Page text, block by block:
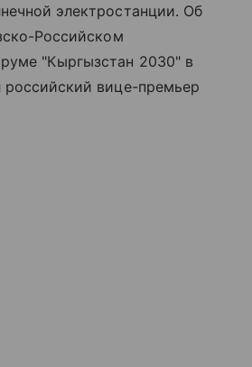
электростанции. Об
Российском
"Кыргызстан 2030" в
российский вице-премьер